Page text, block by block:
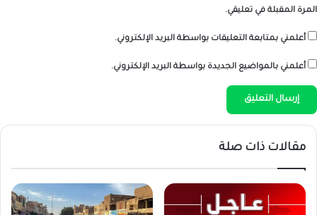
المرة المقبلة في تعليقي.
أعلمني بمتابعة التعليقات بواسطة البريد الإلكتروني.
أعلمني بالمواضيع الجديدة بواسطة البريد الإلكتروني.
مقالات ذات صلة